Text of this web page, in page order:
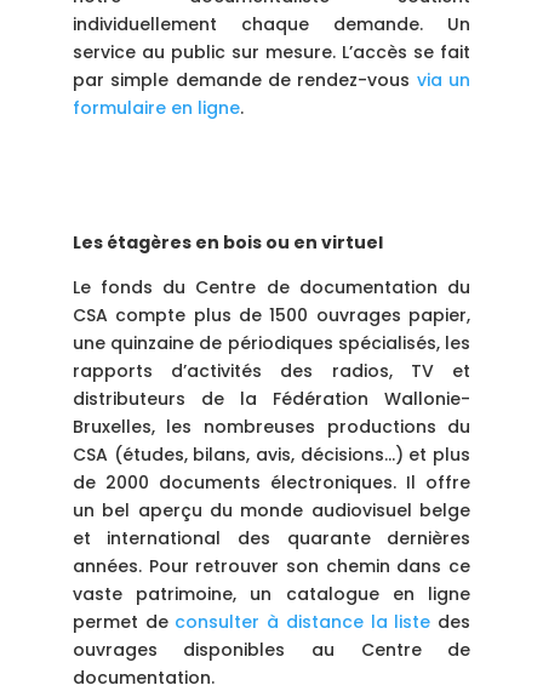
individuellement chaque demande. Un
service au public sur mesure. L’accès se fait
par simple demande de rendez-vous via un
formulaire en ligne.
Les étagères en bois ou en virtuel
Le fonds du Centre de documentation du
CSA compte plus de 1500 ouvrages papier,
une quinzaine de périodiques spécialisés, les
rapports d’activités des radios, TV et
distributeurs de la Fédération Wallonie-
Bruxelles, les nombreuses productions du
CSA (études, bilans, avis, décisions…) et plus
de 2000 documents électroniques. Il offre
un bel aperçu du monde audiovisuel belge
et international des quarante dernières
années. Pour retrouver son chemin dans ce
vaste patrimoine, un catalogue en ligne
permet de consulter à distance la liste des
ouvrages disponibles au Centre de
documentation.